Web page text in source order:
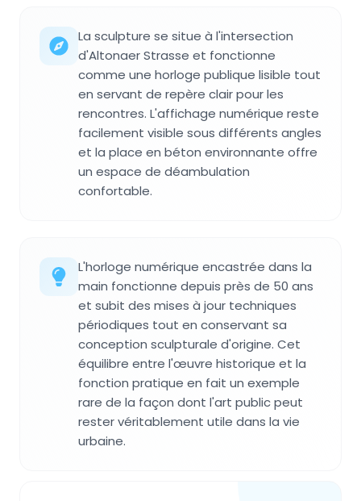
La sculpture se situe à l'intersection
d'Altonaer Strasse et fonctionne
comme une horloge publique lisible tout
en servant de repère clair pour les
rencontres. L'affichage numérique reste
facilement visible sous différents angles
et la place en béton environnante offre
un espace de déambulation
confortable.
L'horloge numérique encastrée dans la
main fonctionne depuis près de 50 ans
et subit des mises à jour techniques
périodiques tout en conservant sa
conception sculpturale d'origine. Cet
équilibre entre l'œuvre historique et la
fonction pratique en fait un exemple
rare de la façon dont l'art public peut
rester véritablement utile dans la vie
urbaine.